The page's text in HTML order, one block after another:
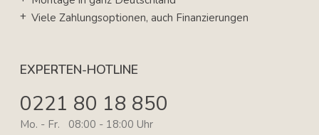
Viele Zahlungsoptionen, auch Finanzierungen
EXPERTEN-HOTLINE
0221 80 18 850
Mo. - Fr. 08:00 - 18:00 Uhr